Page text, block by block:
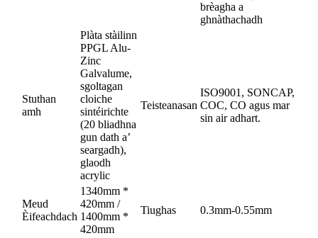
brèagha a
ghnàthachadh
Stuthan
amh
Plàta stàilinn
PPGL Alu-
Zinc
Galvalume,
sgoltagan
cloiche
sintéirichte
(20 bliadhna
gun dath a’
seargadh),
glaodh
acrylic
Teisteanasan
ISO9001, SONCAP,
COC, CO agus mar
sin air adhart.
Meud
Èifeachdach
1340mm *
420mm /
1400mm *
420mm
Tiughas 0.3mm-0.55mm